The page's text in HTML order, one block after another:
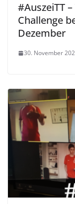
#AuszeiTT
Challenge
Dezember
30. November